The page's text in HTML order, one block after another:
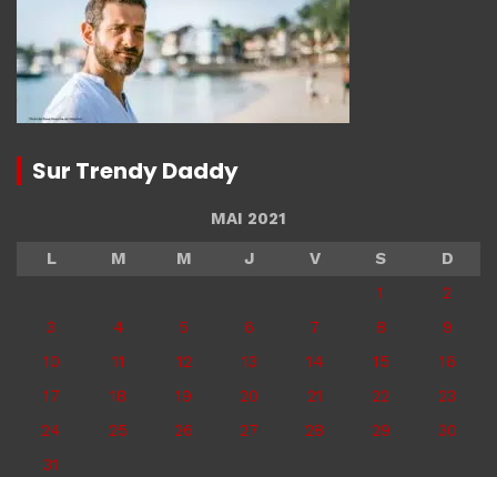
Sur Trendy Daddy
MAI 2021
L
M M J V S
D
1
2
3
4 5 6 7 8
9
10
11 12 13 14 15
16
17
18 19 20 21 22
23
24
25 26 27 28 29
30
31